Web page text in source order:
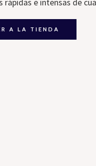
A LA TIENDA